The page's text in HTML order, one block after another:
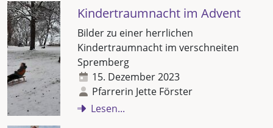
Kindertraumnacht im Advent
Bilder zu einer herrlichen
Kindertraumnacht im verschneiten
Spremberg
15. Dezember 2023
Pfarrerin Jette Förster
Lesen...